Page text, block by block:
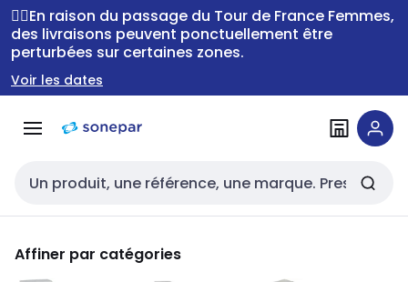
Passer à la
navigation
Passer
au
contenu
🚴‍♂️En raison du passage du Tour de France Femmes,
des livraisons peuvent ponctuellement être
perturbées sur certaines zones.
Voir les dates
Entrée de recherche
Affiner par catégories